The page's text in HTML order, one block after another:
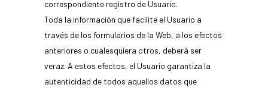
correspondiente registro de Usuario.
Toda la información que facilite el Usuario a
través de los formularios de la Web, a los efectos
anteriores o cualesquiera otros, deberá ser
veraz. A estos efectos, el Usuario garantiza la
autenticidad de todos aquellos datos que